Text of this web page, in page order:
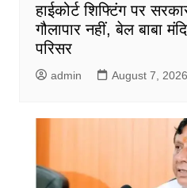
हाईकोर्ट शिफ्टिंग पर
गौलापार नहीं, बेल बाबा
परिसर
admin August 7, 2026